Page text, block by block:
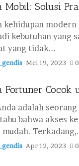
Mobil: Solusi
kehidupan
kebutuhan yang
yang tidak...
Mei 19, 2023
Fortuner Cocok
adalah
bahwa akses
mudah.
Apr 12, 2023